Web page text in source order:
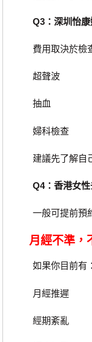
Q3：深圳怡
費用取決於檢查
超聲波
抽血
婦科檢查
建議先了解自己
Q4：香港女
一般可提前預約
月經不準，
如果你目前有：
月經推遲
經期紊亂